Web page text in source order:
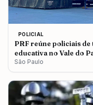
POLICIAL
PRF reúne policiais
educativa no Vale do
São Paulo